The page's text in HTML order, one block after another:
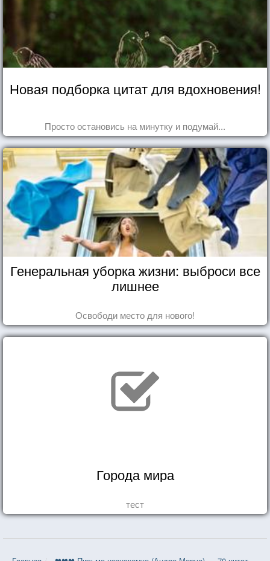
Новая подборка цитат для вдохновения!
Просто остановись на минутку и подумай...
Генеральная уборка жизни: выброси все
лишнее
Освободи место для нового!
Города мира
тест